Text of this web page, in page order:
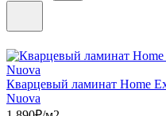
Кварцевый ламинат Home
Nuova